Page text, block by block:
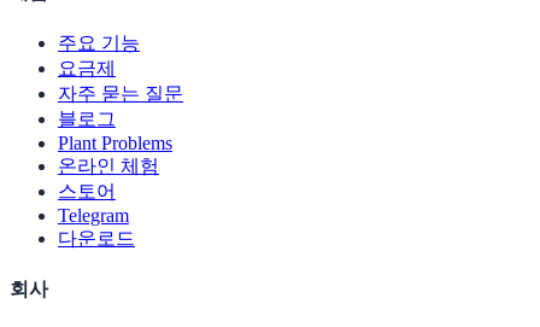
주요 기능
요금제
자주 묻는 질문
블로그
Plant Problems
온라인 체험
스토어
Telegram
다운로드
회사